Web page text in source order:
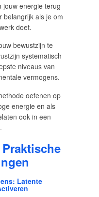
jouw energie terug
belangrijk als je om
doet.
bewustzijn te
systematisch
niveaus van
vermogens.
oefenen op
energie en als
ook in een
Latente